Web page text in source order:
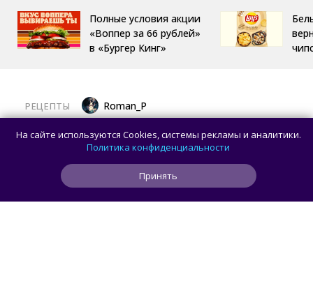
Полные условия акции
«Воппер за 66 рублей»
в «Бургер Кинг»
РЕЦЕПТЫ Roman_P
Готовим баклажаны с помидорами
и сыром в духовке
На сайте используются Cookies, системы рекламы и аналитики.
Политика конфиденциальности
Принять